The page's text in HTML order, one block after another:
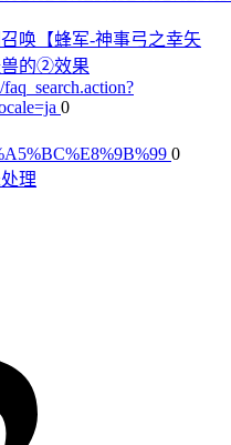
唤【蜂军-神事弓之幸矢
兽的②效果
0
0
理